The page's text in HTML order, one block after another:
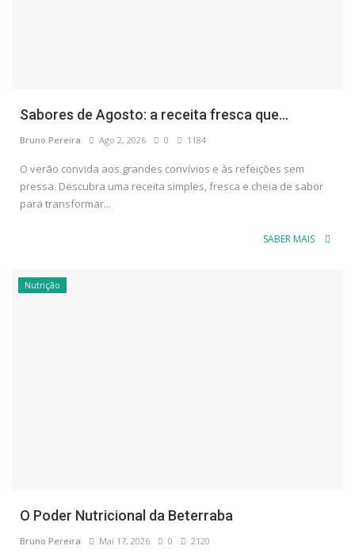
Sabores de Agosto: a receita fresca que...
Bruno Pereira Ago 2, 2026 0 1184
O verão convida aos grandes convívios e às refeições sem
pressa. Descubra uma receita simples, fresca e cheia de sabor
para transformar...
SABER MAIS
Nutrição
O Poder Nutricional da Beterraba
Bruno Pereira Mai 17, 2026 0 2120